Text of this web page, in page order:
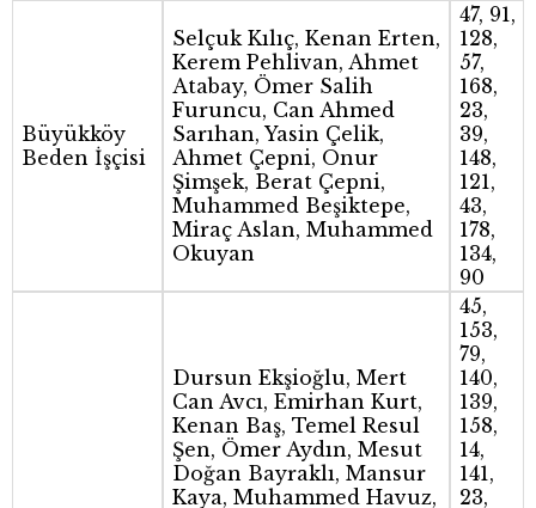
Büyükköy
Beden İşçisi
Selçuk Kılıç, Kenan Erten,
Kerem Pehlivan, Ahmet
Atabay, Ömer Salih
Furuncu, Can Ahmed
Sarıhan, Yasin Çelik,
Ahmet Çepni, Onur
Şimşek, Berat Çepni,
Muhammed Beşiktepe,
Miraç Aslan, Muhammed
Okuyan
47, 91,
128,
57,
168,
23,
39,
148,
121,
43,
178,
134,
90
Dursun Ekşioğlu, Mert
Can Avcı, Emirhan Kurt,
Kenan Baş, Temel Resul
Şen, Ömer Aydın, Mesut
Doğan Bayraklı, Mansur
Kaya, Muhammed Havuz,
45,
153,
79,
140,
139,
158,
14,
141,
23,